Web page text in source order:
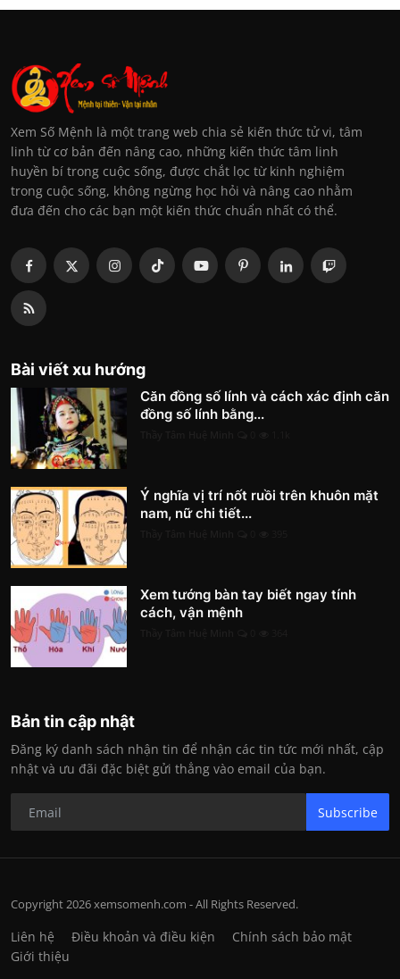
Xem Số Mệnh là một trang web chia sẻ kiến thức tử vi, tâm
linh từ cơ bản đến nâng cao, những kiến thức tâm linh
huyền bí trong cuộc sống, được chắt lọc từ kinh nghiệm
trong cuộc sống, không ngừng học hỏi và nâng cao nhằm
đưa đến cho các bạn một kiến thức chuẩn nhất có thể.
Bài viết xu hướng
Căn đồng số lính và cách xác định căn
đồng số lính bằng...
Ý nghĩa vị trí nốt ruồi trên khuôn mặt
nam, nữ chi tiết...
Xem tướng bàn tay biết ngay tính
cách, vận mệnh
Bản tin cập nhật
Đăng ký danh sách nhận tin để nhận các tin tức mới nhất, cập
nhật và ưu đãi đặc biệt gửi thẳng vào email của bạn.
Subscribe
Copyright 2026 xemsomenh.com - All Rights Reserved.
Liên hệ Điều khoản và điều kiện
Chính sách bảo mật
Giới thiệu